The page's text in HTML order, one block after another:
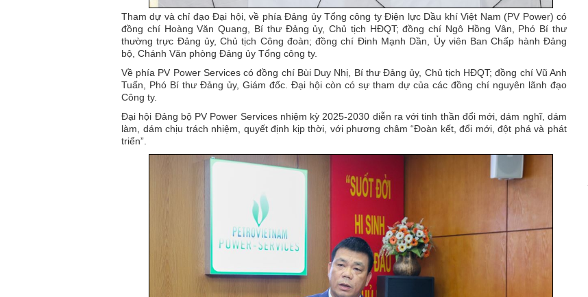
Tham dự và chỉ đạo Đại hội, về phía Đảng ủy Tổng công ty Điện lực Dầu khí Việt Nam (PV Power) có
đồng chí Hoàng Văn Quang, Bí thư Đảng ủy, Chủ tịch HĐQT; đồng chí Ngô Hồng Vân, Phó Bí thư
thường trực Đảng ủy, Chủ tịch Công đoàn; đồng chí Đinh Mạnh Dần, Ủy viên Ban Chấp hành Đảng
bộ, Chánh Văn phòng Đảng ủy Tổng công ty.
Về phía PV Power Services có đồng chí Bùi Duy Nhị, Bí thư Đảng ủy, Chủ tịch HĐQT; đồng chí Vũ Anh
Tuấn, Phó Bí thư Đảng ủy, Giám đốc. Đại hội còn có sự tham dự của các đồng chí nguyên lãnh đạo
Công ty.
Đại hội Đảng bộ PV Power Services nhiệm kỳ 2025-2030 diễn ra với tinh thần đổi mới, dám nghĩ, dám
làm, dám chịu trách nhiệm, quyết định kịp thời, với phương châm “Đoàn kết, đổi mới, đột phá và phát
triển”.